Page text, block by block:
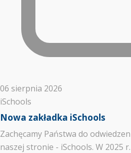
06 sierpnia 2026
iSchools
Nowa zakładka iSchools
Zachęcamy Państwa do
naszej stronie - iSchools. W 2025 r.